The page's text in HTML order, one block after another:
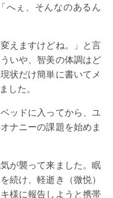
へぇ、そんなのあるん
えますけどね。」と言
いや、智美の体調はど
状だけ簡単に書いてメ
した。
ッドに入ってから、ユ
ナニーの課題を始めま
が襲って来ました。眠
続け、軽逝き（微悦）
様に報告しようと携帯